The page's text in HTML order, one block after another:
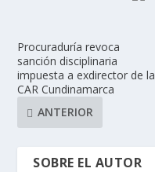
Procuraduría revoca
sanción disciplinaria
impuesta a exdirector de la
CAR Cundinamarca
ANTERIOR
SOBRE EL AUTOR